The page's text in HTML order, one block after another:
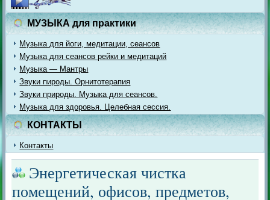
МУЗЫКА для практики
Музыка для йоги, медитации, сеансов
Музыка для сеансов рейки и медитаций
Музыка — Мантры
Звуки пироды. Орнитотерапия
Звуки природы. Музыка для сеансов.
Музыка для здоровья. Целебная сессия.
КОНТАКТЫ
Контакты
Энергетическая чистка
помещений, офисов, предметов,